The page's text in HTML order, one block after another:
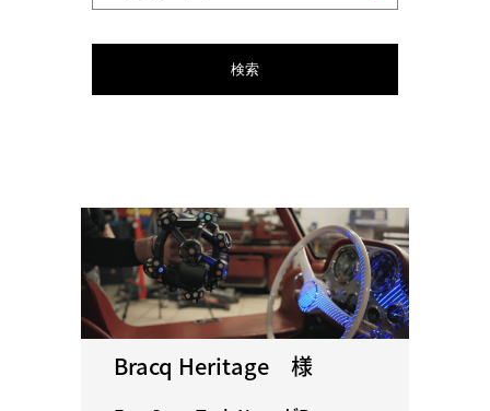
Bracq Heritage 様